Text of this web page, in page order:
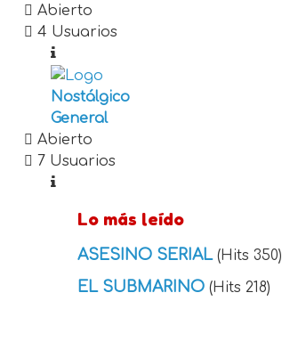
Abierto
4 Usuarios
Nostálgico
General
Abierto
7 Usuarios
Lo más leído
ASESINO SERIAL (Hits 350)
EL SUBMARINO (Hits 218)